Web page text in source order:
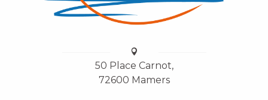
50 Place Carnot,
72600 Mamers